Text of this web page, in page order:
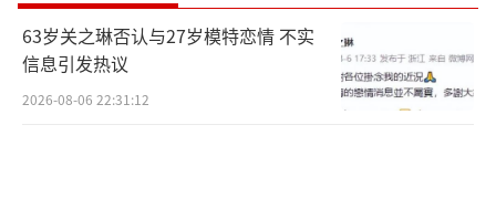
63岁关之琳否认与27岁模特恋情 不实
信息引发热议
2026-08-06 22:31:12